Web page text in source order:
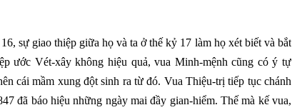
sự giao thiệp giữa họ và ta ở thế kỷ 17 làm họ xét biết và bắt
ước Vét-xây không hiệu quả, vua Minh-mệnh cũng có ý tự
cái mầm xung đột sinh ra từ đó. Vua Thiệu-trị tiếp tục chánh
đã báo hiệu những ngày mai đầy gian-hiểm. Thế mà kế vua,